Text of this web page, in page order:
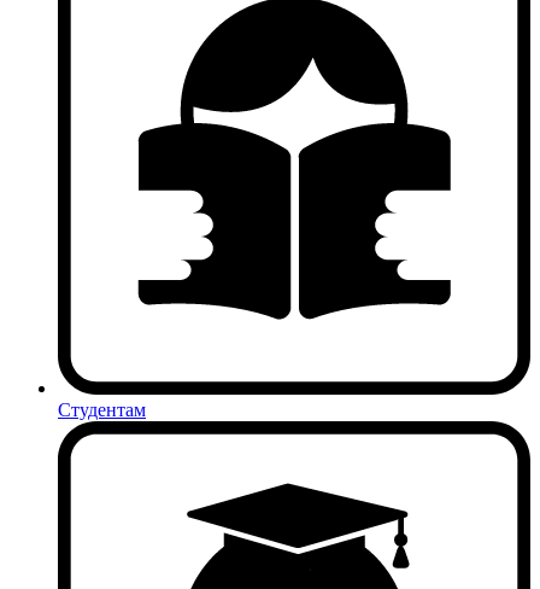
Студентам